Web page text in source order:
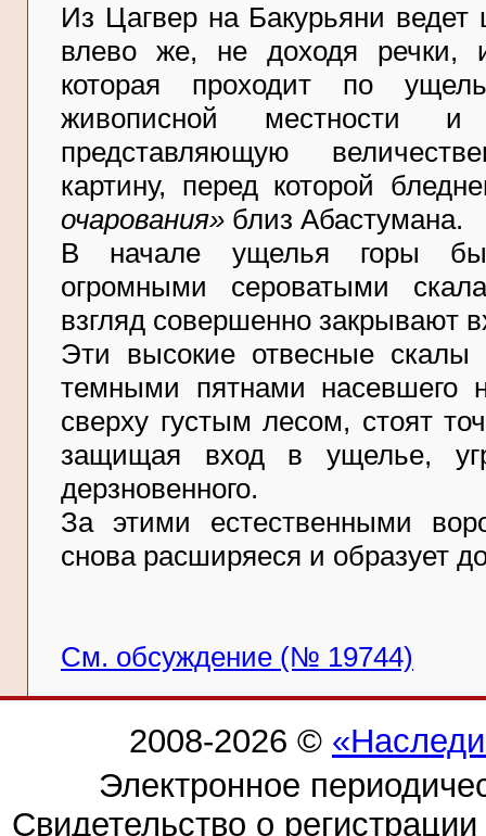
Из Цагвер на Бакурьяни ведет
влево же, не доходя речки,
которая проходит по
живописной местности
представляющую
картину, перед которой
очарования» близ Абастумана.
В начале ущелья горы
огромными сероватыми
взгляд совершенно закрывают
Эти высокие отвесные скалы
темными пятнами насевшего
сверху густым лесом, стоят
защищая вход в ущелье,
дерзновенного.
За этими естественными
снова расширяеся и образует
См. обсуждение (№ 19744)
2008-2026 ©
Электронное
Свидетельство о